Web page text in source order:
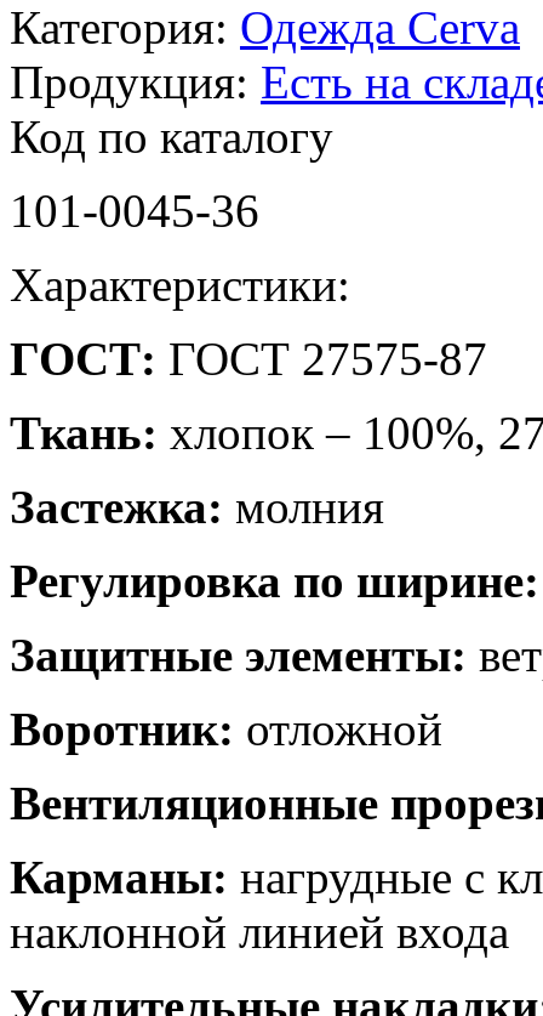
Категория: Одежда Cerva
Продукция: Есть на
Код по каталогу
101-0045-36
Характеристики:
ГОСТ: ГОСТ 27575-87
Ткань: хлопок – 100%,
Застежка: молния
Регулировка по ширине:
Защитные элементы:
Воротник: отложной
Вентиляционные
Карманы: нагрудные с
наклонной линией входа